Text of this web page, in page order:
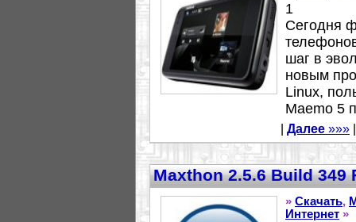
1
Сегодня
шаг в
новым
Linux,
Maemo 5
Далее »»»
Maxthon 2.5.6 Build 349
» Скачать,
Интернет »